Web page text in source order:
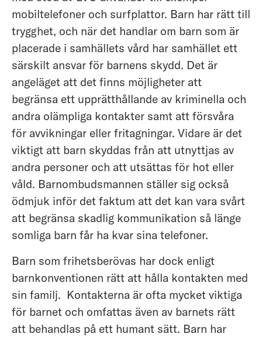
mobiltelefoner och surfplattor. Barn har rätt till
trygghet, och när det handlar om barn som är
placerade i samhällets vård har samhället ett
särskilt ansvar för barnens skydd. Det är
angeläget att det finns möjligheter att
begränsa ett upprätthållande av kriminella och
andra olämpliga kontakter samt att försvåra
för avvikningar eller fritagningar. Vidare är det
viktigt att barn skyddas från att utnyttjas av
andra personer och att utsättas för hot eller
våld. Barnombudsmannen ställer sig också
ödmjuk inför det faktum att det kan vara svårt
att begränsa skadlig kommunikation så länge
somliga barn får ha kvar sina telefoner.
Barn som frihetsberövas har dock enligt
barnkonventionen rätt att hålla kontakten med
sin familj. Kontakterna är ofta mycket viktiga
för barnet och omfattas även av barnets rätt
att behandlas på ett humant sätt. Barn har